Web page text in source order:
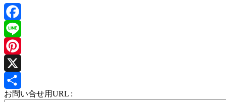
Facebook
Line
Pinterest
X
共
お問い合せ用URL :